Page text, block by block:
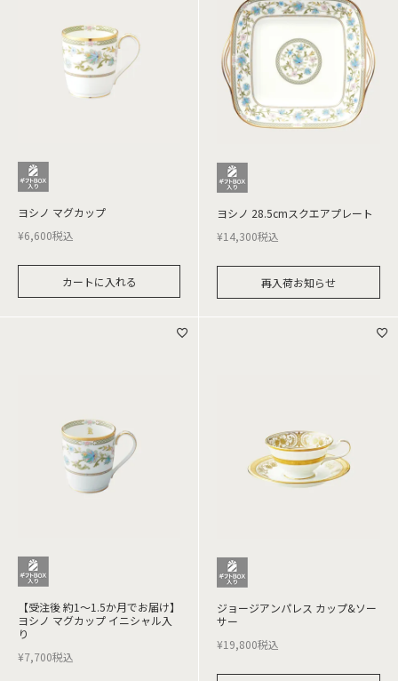
ヨシノ マグカップ
¥6,600税込
カートに入れる
ヨシノ 28.5cmスクエアプレート
¥14,300税込
再入荷お知らせ
【受注後 約1～1.5か月でお届け】
ヨシノ マグカップ イニシャル入
り
¥7,700税込
ジョージアンパレス カップ&ソー
サー
¥19,800税込